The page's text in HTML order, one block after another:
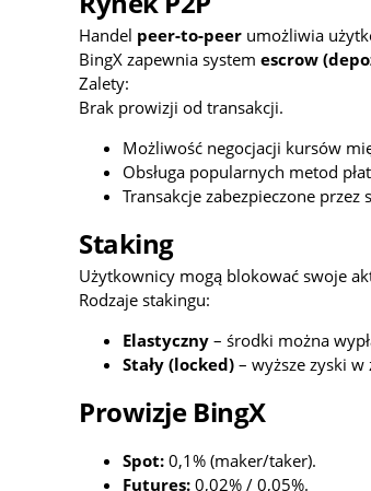
Handel peer‑to‑peer umożliwia
BingX zapewnia systemescrow
Zalety:
Brak prowizji od transakcji.
Możliwość negocjacji kursów
Obsługa popularnych metod
Transakcje zabezpieczone przez
Staking
Użytkownicy mogą blokować swoje
Rodzaje stakingu:
Elastyczny – środki można
Stały (locked) – wyższe zyski
Prowizje BingX
Spot: 0,1% (maker/taker).
Futures: 0,02% / 0,05%.